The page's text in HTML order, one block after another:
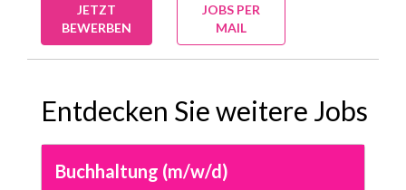
JETZT
BEWERBEN
JOBS PER
MAIL
Entdecken Sie weitere Jobs
Buchhaltung (m/w/d)